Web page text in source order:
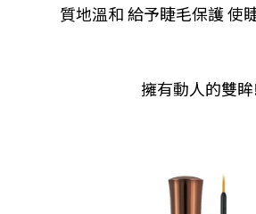
質地溫和 給予睫毛保護 使
擁有動人的雙